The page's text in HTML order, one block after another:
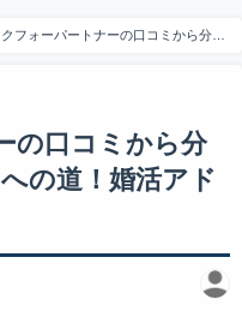
フォーパートナーの口コミから分か
の口コミから分
の道！婚活アド